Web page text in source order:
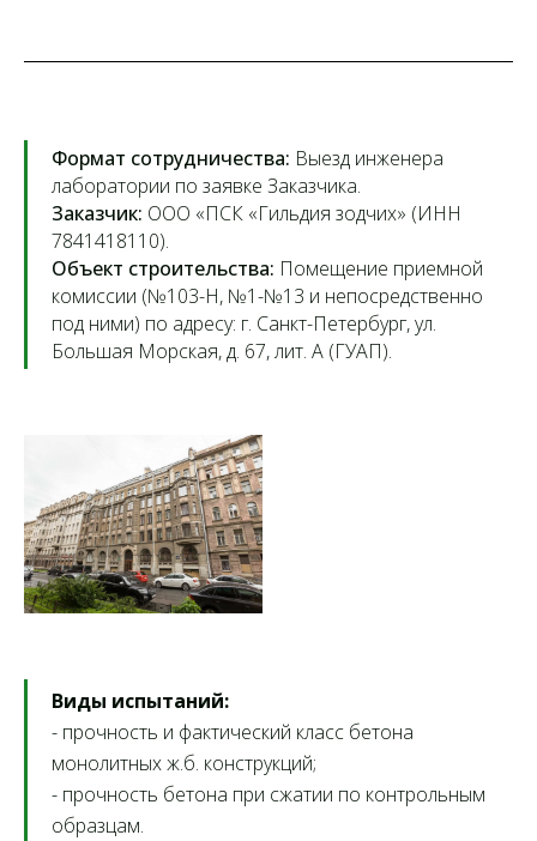
Формат сотрудничества: Выезд инженера
лаборатории по заявке Заказчика.
Заказчик: ООО «ПСК «Гильдия зодчих» (ИНН
7841418110).
Объект строительства: Помещение приемной
комиссии (№103-Н, №1-№13 и непосредственно
под ними) по адресу: г. Санкт-Петербург, ул.
Большая Морская, д. 67, лит. А (ГУАП).
Виды испытаний:
- прочность и фактический класс бетона
монолитных ж.б. конструкций;
- прочность бетона при сжатии по контрольным
образцам.
Мы делаем
будущее
безопасным